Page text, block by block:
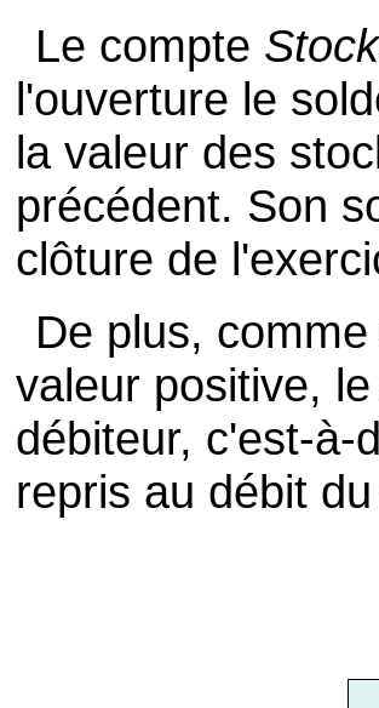
Le compte
l'ouverture le
la valeur des
précédent. Son
clôture de
De plus,
valeur positive,
débiteur, c'est-à-
repris au débit